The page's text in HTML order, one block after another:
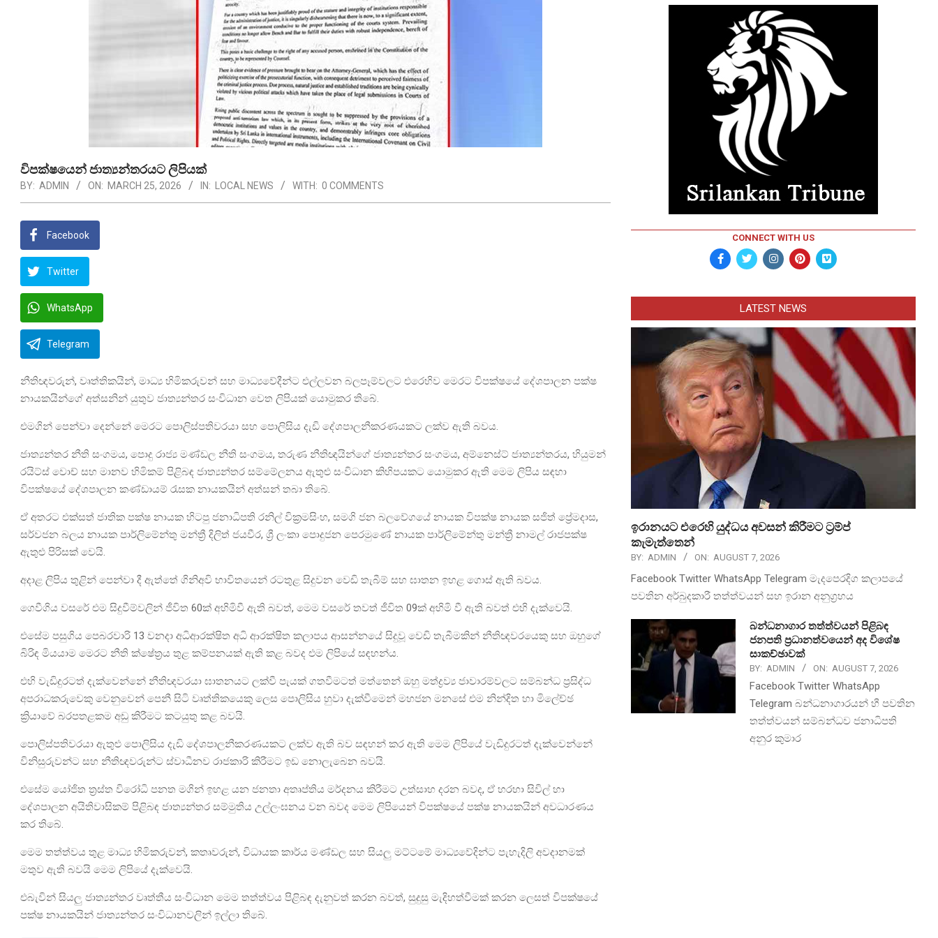
විපක්ෂයෙන් ජාත්‍යන්තරයට ලිපියක්
BY: ADMIN ON: MARCH 25, 2026 IN: LOCAL NEWS WITH: 0 COMMENTS
Facebook
Twitter
WhatsApp
Telegram
නීතිඥවරුන්, වෘත්තිකයින්, මාධ්‍ය හිමිකරුවන් සහ මාධ්‍යවේදීන්ට එල්ලවන බලපෑම්වලට එරෙහිව මෙරට විපක්ෂයේ දේශපාලන පක්ෂ
නායකයින්ගේ අත්සනින් යුතුව ජාත්‍යන්තර සංවිධාන වෙත ලිපියක් යොමුකර තිබේ.
එමගින් පෙන්වා දෙන්නේ මෙරට පොලිස්පතිවරයා සහ පොලිසිය දැඩි දේශපාලනීකරණයකට ලක්ව ඇති බවය.
ජාත්‍යන්තර නීති සංගමය, පොදු රාජ්‍ය මණ්ඩල නීති සංගමය, තරුණ නීතිඥයින්ගේ ජාත්‍යන්තර සංගමය, අම්නෙස්ට් ජාත්‍යන්තරය, හියුමන්
රයිට්ස් වොච් සහ මානව හිමිකම් පිළිබඳ ජාත්‍යන්තර සම්මේලනය ඇතුළු සංවිධාන කිහිපයකට යොමුකර ඇති මෙම ලිපිය සඳහා
විපක්ෂයේ දේශපාලන කණ්ඩායම් රැසක නායකයින් අත්සන් තබා තිබේ.
ඒ අතරට එක්සත් ජාතික පක්ෂ නායක හිටපු ජනාධිපති රනිල් වික්‍රමසිංහ, සමගි ජන බලවේගයේ නායක විපක්ෂ නායක සජිත් ප්‍රේමදාස,
සර්වජන බලය නායක පාර්ලිමේන්තු මන්ත්‍රී දිලිත් ජයවීර, ශ්‍රී ලංකා පොදුජන පෙරමුණේ නායක පාර්ලිමේන්තු මන්ත්‍රී නාමල් රාජපක්ෂ
ඇතුළු පිරිසක් වෙයි.
අදාළ ලිපිය තුළින් පෙන්වා දී ඇත්තේ ගිනිඅවි භාවිතයෙන් රටතුළ සිදුවන වෙඩි තැබීම් සහ ඝාතන ඉහළ ගොස් ඇති බවය.
ගෙවීගිය වසරේ එම සිදුවීම්වලින් ජීවිත 60ක් අහිමිවී ඇති බවත්, මෙම වසරේ තවත් ජීවිත 09ක් අහිමි වී ඇති බවත් එහි දැක්වෙයි.
එසේම පසුගිය පෙබරවාරි 13 වනදා අධිආරක්ෂිත අධි ආරක්ෂිත කලාපය ආසන්නයේ සිදුවූ වෙඩි තැබීමකින් නීතිඥවරයෙකු සහ ඔහුගේ
බිරිඳ මියයාම මෙරට නීති ක්ෂේත්‍රය තුළ කම්පනයක් ඇති කළ බවද එම ලිපියේ සඳහන්ය.
එහි වැඩිදුරටත් දැක්වෙන්නේ නීතිඥවරයා ඝාතනයට ලක්වී පැයක් ගතවීමටත් මත්තෙන් ඔහු මත්ද්‍රව්‍ය ජාවාරම්වලට සම්බන්ධ ප්‍රසිද්ධ
අපරාධකරුවෙකු වෙනුවෙන් පෙනී සිටි වෘත්තිකයෙකු ලෙස පොලිසිය හුවා දැක්වීමෙන් මහජන මනසේ එම නින්දිත හා මිලේච්ඡ
ක්‍රියාවේ බරපතළකම අඩු කිරීමට කටයුතු කළ බවයි.
පොලිස්පතිවරයා ඇතුළු පොලිසිය දැඩි දේශපාලනීකරණයකට ලක්ව ඇති බව සඳහන් කර ඇති මෙම ලිපියේ වැඩිදුරටත් දැක්වෙන්නේ
විනිසුරුවන්ට සහ නීතිඥවරුන්ට ස්වාධීනව රාජකාරි කිරීමට ඉඩ නොලැබෙන බවයි.
එසේම යෝජිත ත්‍රස්ත විරෝධි පනත මගින් ඉහළ යන ජනතා අතෘප්තිය මර්දනය කිරීමට උත්සාහ දරන බවද, ඒ හරහා සිවිල් හා
දේශපාලන අයිතිවාසිකම් පිළිබඳ ජාත්‍යන්තර සම්මුතිය උල්ලංඝනය වන බවද මෙම ලිපියෙන් විපක්ෂයේ පක්ෂ නායකයින් අවධාරණය
කර තිබේ.
මෙම තත්ත්වය තුළ මාධ්‍ය හිමිකරුවන්, කතෘවරුන්, විධායක කාර්ය මණ්ඩල සහ සියලු මට්ටමේ මාධ්‍යවේදින්ට පැහැදිලි අවදානමක්
මතුව ඇති බවයි මෙම ලිපියේ දැක්වෙයි.
එබැවින් සියලු ජාත්‍යන්තර වෘත්තීය සංවිධාන මෙම තත්ත්වය පිළිබඳ දැනුවත් කරන බවත්, සුදුසු මැදිහත්වීමක් කරන ලෙසත් විපක්ෂයේ
පක්ෂ නායකයින් ජාත්‍යන්තර සංවිධානවලින් ඉල්ලා තිබේ.
CONNECT WITH US
LATEST NEWS
ඉරානයට එරෙහි යුද්ධය අවසන් කිරීමට ට්‍රම්ප්
කැමැත්තෙන්
BY: ADMIN ON: AUGUST 7, 2026
Facebook Twitter WhatsApp Telegram මැදපෙරදිග කලාපයේ
පවතින අර්බුදකාරී තත්ත්වයන් සහ ඉරාන අනුග්‍රහය
බන්ධනාගාර තත්ත්වයන් පිළිබඳ
ජනපති ප්‍රධානත්වයෙන් අද විශේෂ
සාකච්ඡාවක්
BY: ADMIN ON: AUGUST 7, 2026
Facebook Twitter WhatsApp
Telegram බන්ධනාගාරයන් හී පවතින
තත්ත්වයන් සම්බන්ධව ජනාධිපති
අනුර කුමාර